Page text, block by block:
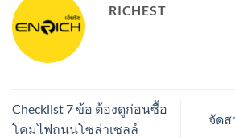
RICHEST
Checklist 7 ข้อ ต้องดูก่อนซื้อ
โคมไฟถนนโซล่าเซลล์
จัด